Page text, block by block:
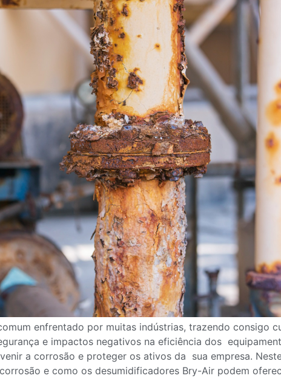
enfrentado por muitas indústrias, trazendo consigo
e impactos negativos na eficiência dos
a corrosão e proteger os ativos da sua empresa.
e como os desumidificadores Bry-Air podem